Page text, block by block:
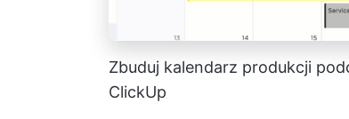
Zbuduj kalendarz produkcji
ClickUp